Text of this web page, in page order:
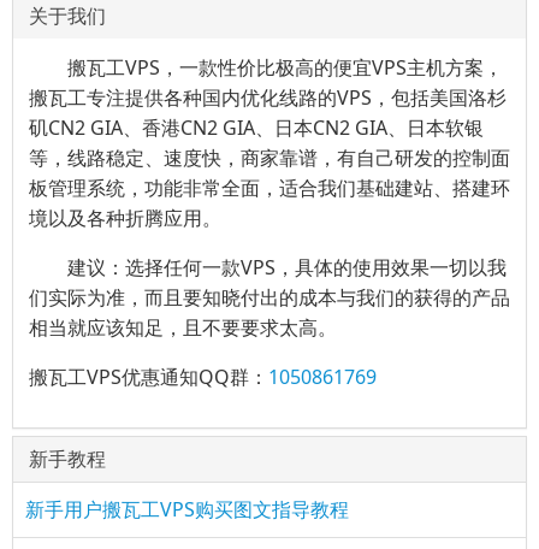
关于我们
搬瓦工VPS，一款性价比极高的便宜VPS主机方案，
搬瓦工专注提供各种国内优化线路的VPS，包括美国洛杉
矶CN2 GIA、香港CN2 GIA、日本CN2 GIA、日本软银
等，线路稳定、速度快，商家靠谱，有自己研发的控制面
板管理系统，功能非常全面，适合我们基础建站、搭建环
境以及各种折腾应用。
建议：选择任何一款VPS，具体的使用效果一切以我
们实际为准，而且要知晓付出的成本与我们的获得的产品
相当就应该知足，且不要要求太高。
搬瓦工VPS优惠通知QQ群： 1050861769
新手教程
新手用户搬瓦工VPS购买图文指导教程